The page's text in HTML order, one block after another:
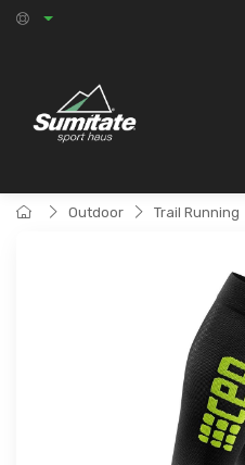
Outdoor Trail Running